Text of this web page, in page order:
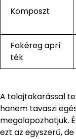
Komposzt
Fakéreg aprí
ték
A talajtakarással
hanem tavaszi
megalapozhatjuk.
ezt az egyszerű,